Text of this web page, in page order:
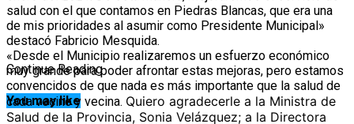
salud con el que contamos en Piedras Blancas, que era una
de mis prioridades al asumir como Presidente Municipal»
destacó Fabricio Mesquida.
«Desde el Municipio realizaremos un esfuerzo económico
muy grande para poder afrontar estas mejoras, pero estamos
convencidos de que nada es más importante que la salud de
cada vecino y vecina. Quiero agradecerle a la Ministra de
Salud de la Provincia, Sonia Velázquez; a la Directora
Continue Reading
You may like